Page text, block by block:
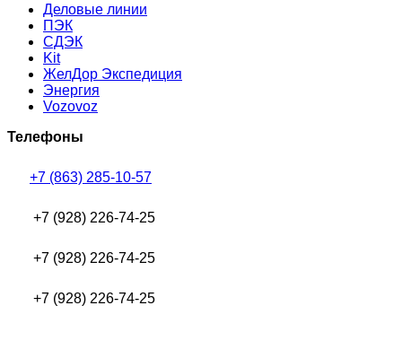
Деловые линии
ПЭК
СДЭК
Kit
ЖелДор Экспедиция
Энергия
Vozovoz
Телефоны
+7 (863) 285-10-57
+7 (928) 226-74-25
+7 (928) 226-74-25
+7 (928) 226-74-25